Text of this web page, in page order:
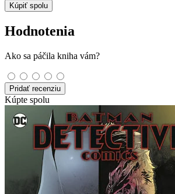
Kúpiť spolu
Hodnotenia
Ako sa páčila kniha vám?
Pridať recenziu
Kúpte spolu